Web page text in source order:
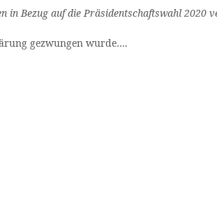
in Bezug auf die Präsidentschaftswahl 2020
gezwungen wurde….